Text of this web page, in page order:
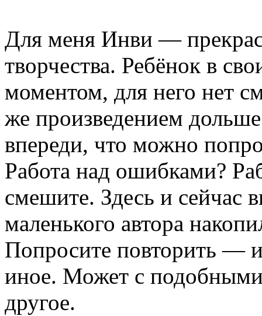
Для меня Инви —
творчества. Ребёнок в
моментом, для него нет
же произведением
впереди, что можно
Работа над ошибками?
смешите. Здесь и сейчас
маленького автора
Попросите повторить —
иное. Может с
другое.